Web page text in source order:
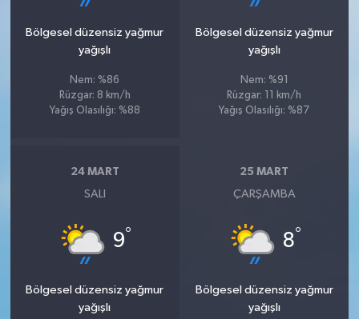
Bölgesel düzensiz yağmur
yağışlı
Nem: %86
Rüzgar: 8 km/h
Yağış Olasılığı: %88
Bölgesel düzensiz yağmur
yağışlı
Nem: %91
Rüzgar: 11 km/h
Yağış Olasılığı: %87
24 MART
SALI
9°
Bölgesel düzensiz yağmur
yağışlı
25 MART
ÇARŞAMBA
8°
Bölgesel düzensiz yağmur
yağışlı